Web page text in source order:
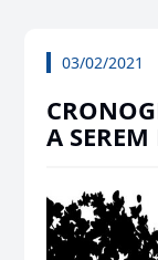
03/02/2021
A